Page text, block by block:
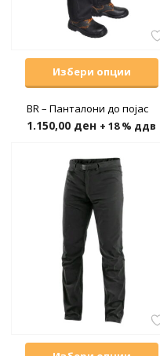
Избери опции
BR – Панталони до појас
1.150,00 ден + 18 % ддв